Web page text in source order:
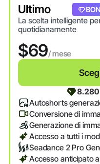
Ultimo
La scelta intelligente
quotidianamente
$69/ mese
Autoshorts
Conversione di
Generazione di
Accesso a tutti i
Seadance 2 Pro
Accesso anticipato